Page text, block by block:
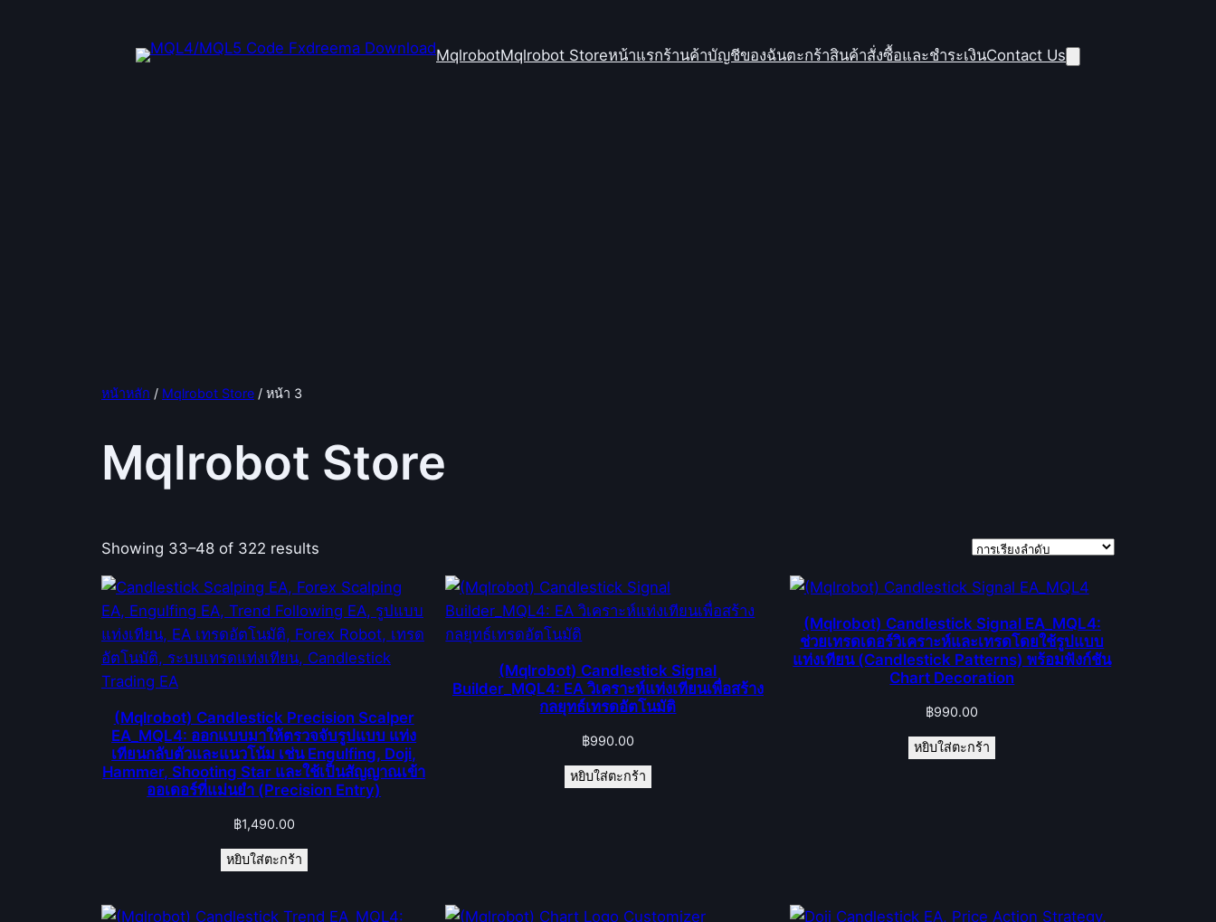
MqlrobotMqlrobot Storeหน้าแรกร้านค้าบัญชีของฉันตะกร้าสินค้าสั่งซื้อและชำระเงินContact Us
หน้าหลัก / Mqlrobot Store / หน้า 3
Mqlrobot Store
Showing 33–48 of 322 results
(Mqlrobot) Candlestick Precision Scalper
EA_MQL4: ออกแบบมาให้ตรวจจับรูปแบบ แท่ง
เทียนกลับตัวและแนวโน้ม เช่น Engulfing, Doji,
Hammer, Shooting Star และใช้เป็นสัญญาณเข้า
ออเดอร์ที่แม่นยำ (Precision Entry)
฿1,490.00
หยิบใส่ตะกร้า
(Mqlrobot) Candlestick Signal
Builder_MQL4: EA วิเคราะห์แท่งเทียนเพื่อสร้าง
กลยุทธ์เทรดอัตโนมัติ
฿990.00
หยิบใส่ตะกร้า
(Mqlrobot) Candlestick Signal EA_MQL4:
ช่วยเทรดเดอร์วิเคราะห์และเทรดโดยใช้รูปแบบ
แท่งเทียน (Candlestick Patterns) พร้อมฟังก์ชัน
Chart Decoration
฿990.00
หยิบใส่ตะกร้า